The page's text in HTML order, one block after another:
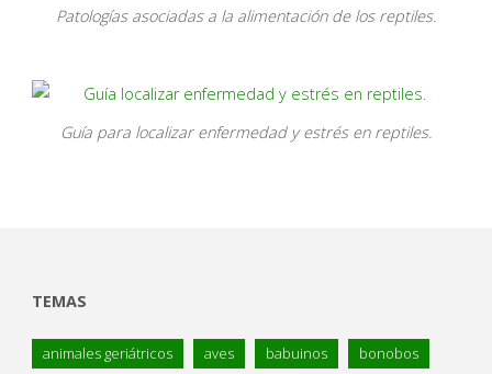
Patologías asociadas a la alimentación de los reptiles.
Guía para localizar enfermedad y estrés en reptiles.
TEMAS
animales geriátricos aves babuinos bonobos